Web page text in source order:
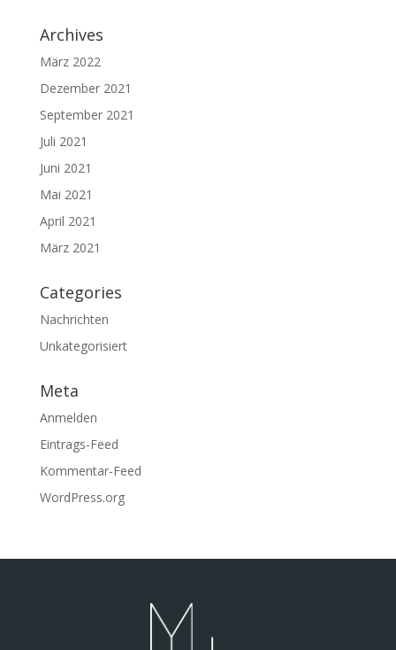
Archives
März 2022
Dezember 2021
September 2021
Juli 2021
Juni 2021
Mai 2021
April 2021
März 2021
Categories
Nachrichten
Unkategorisiert
Meta
Anmelden
Eintrags-Feed
Kommentar-Feed
WordPress.org